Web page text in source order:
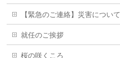
【緊急のご連絡】災害について
就任のご挨拶
桜の咲くころ